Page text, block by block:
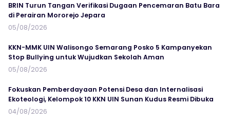
BRIN Turun Tangan Verifikasi Dugaan Pencemaran Batu Bara
di Perairan Mororejo Jepara
05/08/2026
KKN-MMK UIN Walisongo Semarang Posko 5 Kampanyekan
Stop Bullying untuk Wujudkan Sekolah Aman
05/08/2026
Fokuskan Pemberdayaan Potensi Desa dan Internalisasi
Ekoteologi, Kelompok 10 KKN UIN Sunan Kudus Resmi Dibuka
04/08/2026